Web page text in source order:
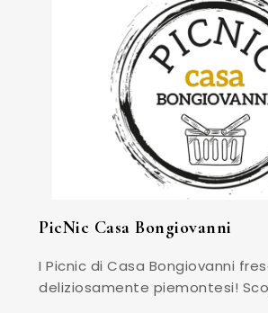
PicNic Casa Bongiovanni
I Picnic di Casa Bongiovanni
deliziosamente piemontesi!